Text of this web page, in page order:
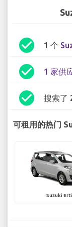
check_circle 1 个
check_circle 1 家供
check_circle 搜索了
可租用的热门
Suzuki